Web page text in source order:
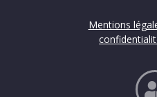
Mentions